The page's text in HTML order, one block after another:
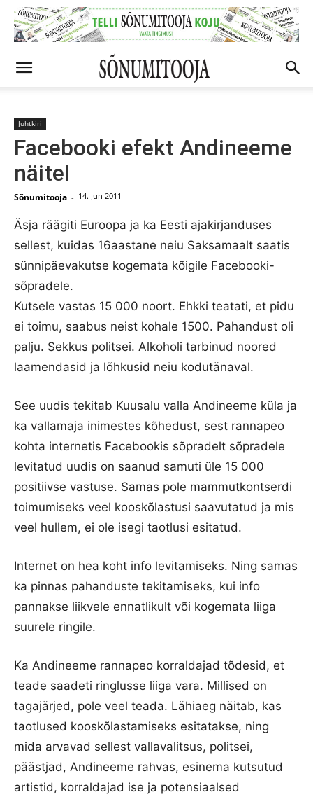
Juhtkiri
Facebooki efekt Andineeme
näitel
Sõnumitooja - 14. Jun 2011
Äsja räägiti Euroopa ja ka Eesti ajakirjanduses
sellest, kuidas 16aastane neiu Saksamaalt saatis
sünnipäevakutse kogemata kõigile Facebooki-
sõpradele.
Kutsele vastas 15 000 noort. Ehkki teatati, et pidu
ei toimu, saabus neist kohale 1500. Pahandust oli
palju. Sekkus politsei. Alkoholi tarbinud noored
laamendasid ja lõhkusid neiu kodutänaval.
See uudis tekitab Kuusalu valla Andineeme küla ja
ka vallamaja inimestes kõhedust, sest rannapeo
kohta internetis Facebookis sõpradelt sõpradele
levitatud uudis on saanud samuti üle 15 000
positiivse vastuse. Samas pole mammutkontserdi
toimumiseks veel kooskõlastusi saavutatud ja mis
veel hullem, ei ole isegi taotlusi esitatud.
Internet on hea koht info levitamiseks. Ning samas
ka pinnas pahanduste tekitamiseks, kui info
pannakse liikvele ennatlikult või kogemata liiga
suurele ringile.
Ka Andineeme rannapeo korraldajad tõdesid, et
teade saadeti ringlusse liiga vara. Millised on
tagajärjed, pole veel teada. Lähiaeg näitab, kas
taotlused kooskõlastamiseks esitatakse, ning
mida arvavad sellest vallavalitsus, politsei,
päästjad, Andineeme rahvas, esinema kutsutud
artistid, korraldajad ise ja potensiaalsed